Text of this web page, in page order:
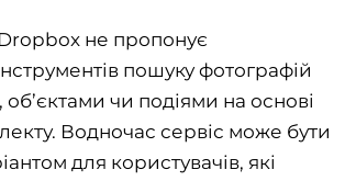
Dropbox не пропонує
пошуку фотографій
чи подіями на основі
Водночас сервіс може бути
для користувачів, які